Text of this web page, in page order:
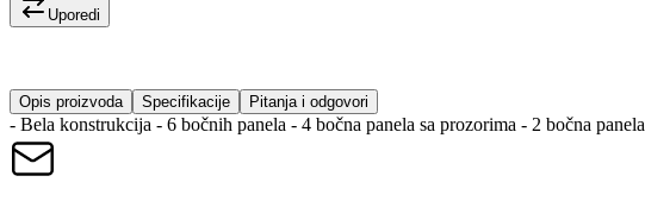
Uporedi
Opis proizvoda Specifikacije Pitanja i odgovori
- Bela konstrukcija - 6 bočnih panela - 4 bočna panela sa prozorima - 2 bočna